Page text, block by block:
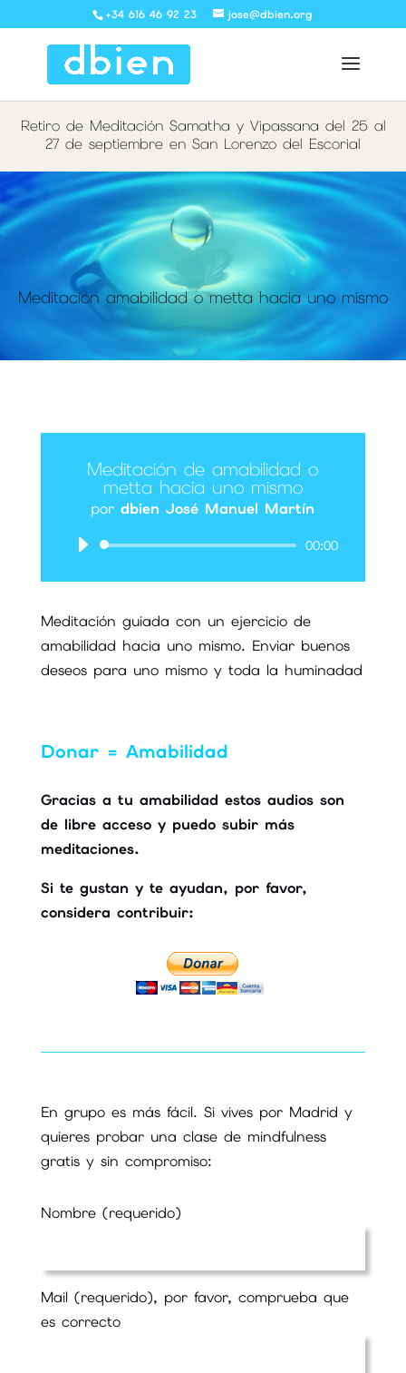
+34 616 46 92 23 jose@dbien.org
Retiro de Meditación Samatha y Vipassana del 25 al
27 de septiembre en San Lorenzo del Escorial
Meditación amabilidad o metta hacia uno mismo
Meditación de amabilidad o
metta hacia uno mismo
pordbien José Manuel Martín
Reproductor
00:00
Meditación guiada con un ejercicio de
amabilidad hacia uno mismo. Enviar buenos
deseos para uno mismo y toda la huminadad
Donar = Amabilidad
Gracias a tu amabilidad estos audios son
de libre acceso y puedo subir más
meditaciones.
Si te gustan y te ayudan, por favor,
considera contribuir:
En grupo es más fácil. Si vives por Madrid y
quieres probar una clase de mindfulness
gratis y sin compromiso:
Nombre (requerido)
Mail (requerido), por favor, comprueba que
es correcto